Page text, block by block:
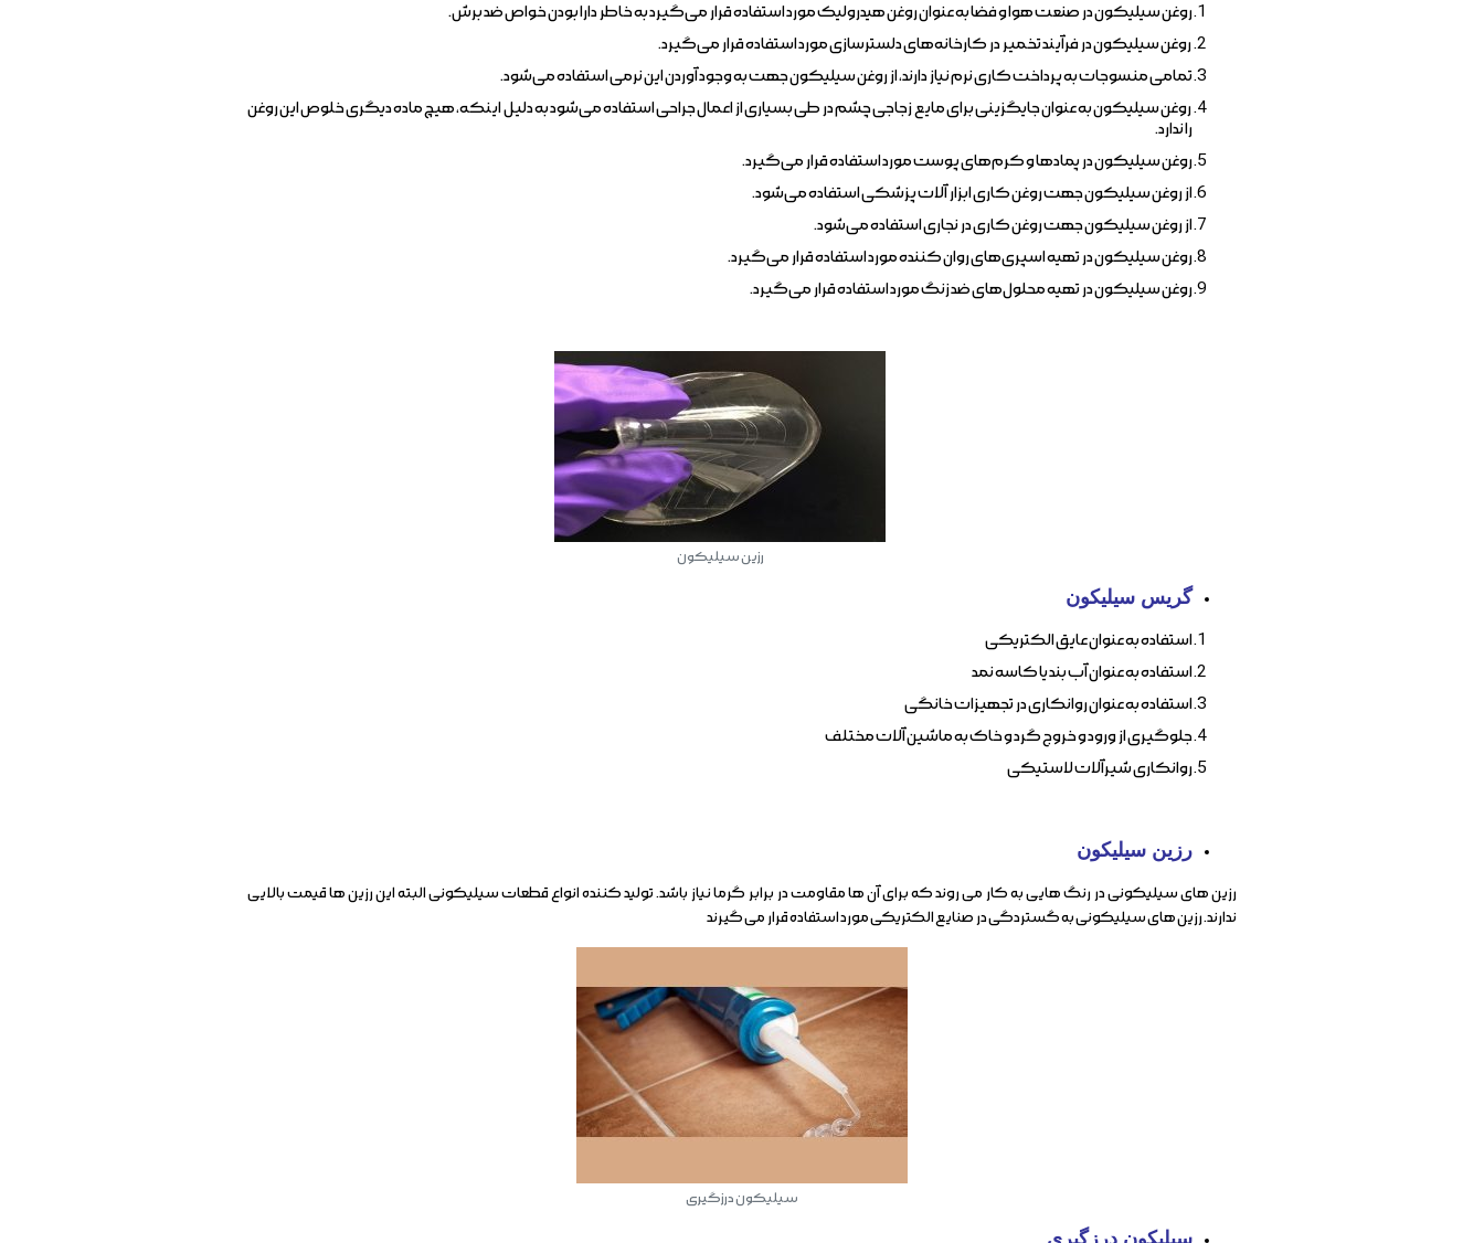
روغن سیلیکون در صنعت هوا و فضا به عنوان روغن هیدرولیک مورد استفاده قرار می‌گیرد به خاطر دارا بودن خواص ضد برش.
روغن سیلیکون در فرآیند تخمیر در کارخانه‌های دلسترسازی مورد استفاده قرار می‌گیرد.
تمامی منسوجات به پرداخت کاری نرم نیاز دارند، از روغن سیلیکون جهت به وجود آوردن این نرمی استفاده می‌شود.
روغن سیلیکون به عنوان جایگزینی برای مایع زجاجی چشم در طی بسیاری از اعمال جراحی استفاده می‌شود به دلیل اینکه، هیچ ماده دیگری خلوص این روغن
را ندارد.
روغن سیلیکون در پمادها و کرم‌های پوست مورد استفاده قرار می‌گیرد.
از روغن سیلیکون جهت روغن کاری ابزار آلات پزشکی استفاده می‌شود.
از روغن سیلیکون جهت روغن کاری در نجاری استفاده می‌شود.
روغن سیلیکون در تهیه اسپری‌های روان کننده مورد استفاده قرار می‌گیرد.
روغن سیلیکون در تهیه محلول‌های ضد زنگ مورد استفاده قرار می‌گیرد.
رزین سیلیکون
گریس سیلیکون
استفاده به عنوان عایق الکتریکی
استفاده به عنوان آب بند یا کاسه نمد
استفاده به عنوان روانکاری در تجهیزات خانگی
جلوگیری از ورود و خروج گرد و خاک به ماشین آلات مختلف
روانکاری شیرآلات لاستیکی
رزین سیلیکون
رزین های سیلیکونی در رنگ هایی به کار می روند که برای آن ها مقاومت در برابر گرما نیاز باشد. تولید کننده انواع قطعات سیلیکونی البته این رزین ها قیمت بالایی
ندارند. رزین های سیلیکونی به گستردگی در صنایع الکتریکی مورد استفاده قرار می گیرند
سیلیکون درزگیری